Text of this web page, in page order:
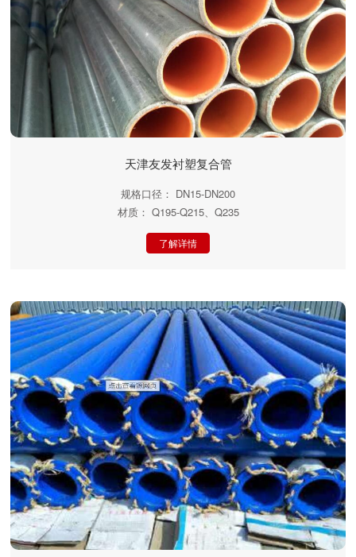
天津友发衬塑复合管
规格口径： DN15-DN200
材质： Q195-Q215、Q235
了解详情